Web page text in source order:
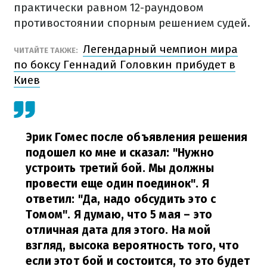
практически равном 12-раундовом
противостоянии спорным решением судей.
ЧИТАЙТЕ ТАКЖЕ: Легендарный чемпион мира
по боксу Геннадий Головкин прибудет в
Киев
Эрик Гомес после объявления решения
подошел ко мне и сказал: "Нужно
устроить третий бой. Мы должны
провести еще один поединок". Я
ответил: "Да, надо обсудить это с
Томом". Я думаю, что 5 мая – это
отличная дата для этого. На мой
взгляд, высока вероятность того, что
если этот бой и состоится, то это будет